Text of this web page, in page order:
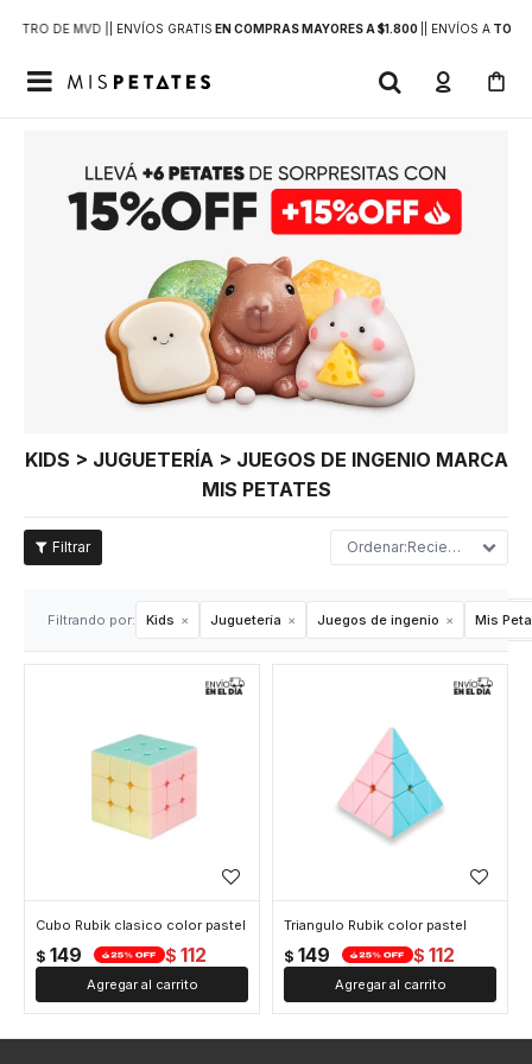
DE MVD | | ENVÍOS GRATIS EN COMPRAS MAYORES A $1.800 | ENVÍOS ATODO

KIDS > JUGUETERÍA > JUEGOS DE INGENIO MARCA
MIS PETATES
Recientes
Filtrando por: Kids Juguetería Juegos de ingenio Mis
Cubo Rubik clasico color pastel
$ 149 $ 112
Triangulo Rubik color pastel
$ 149 $ 112